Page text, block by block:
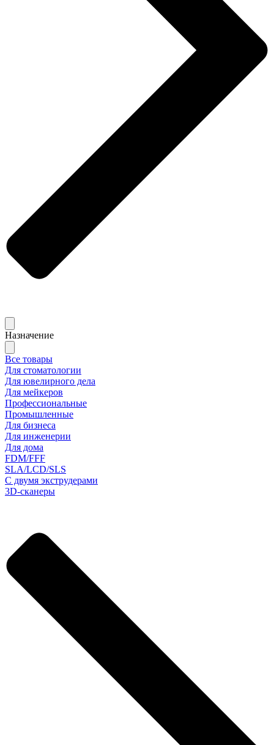
Назначение
Все товары
Для стоматологии
Для ювелирного дела
Для мейкеров
Профессиональные
Промышленные
Для бизнеса
Для инженерии
Для дома
FDM/FFF
SLA/LCD/SLS
С двумя экструдерами
3D-сканеры